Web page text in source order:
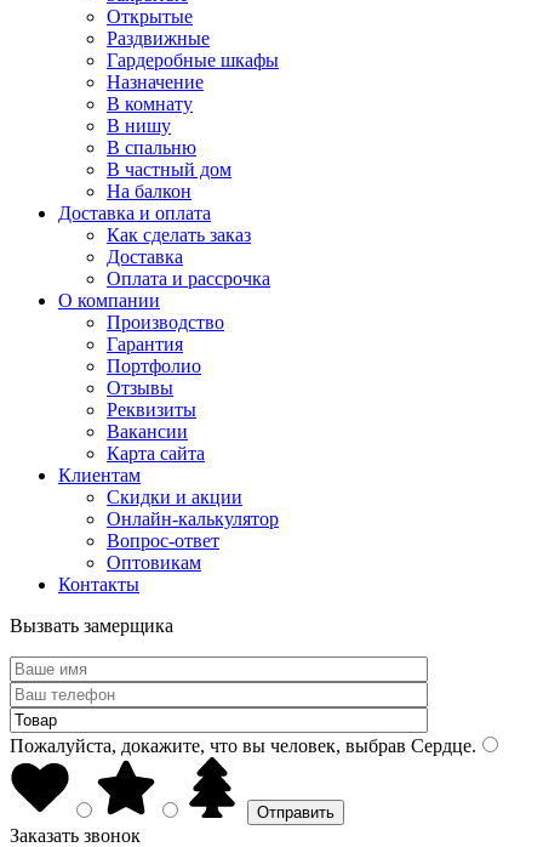
Открытые
Раздвижные
Гардеробные шкафы
Назначение
В комнату
В нишу
В спальню
В частный дом
На балкон
Доставка и оплата
Как сделать заказ
Доставка
Оплата и рассрочка
О компании
Производство
Гарантия
Портфолио
Отзывы
Реквизиты
Вакансии
Карта сайта
Клиентам
Скидки и акции
Онлайн-калькулятор
Вопрос-ответ
Оптовикам
Контакты
Вызвать замерщика
Пожалуйста, докажите, что вы человек, выбрав Сердце.
Заказать звонок